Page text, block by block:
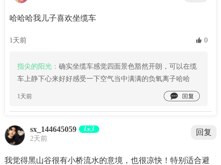
哈哈哈我儿子喜欢坐缆车
1天前  0
指尖的阳光： 确实坐缆车感觉四面景色豁然开朗，可以在缆
车上静下心来好好感受一下空气当中满满的负氧离子哈哈
1天前 
sx_144645059 Lv.3
2天前
回复
我觉得黑山谷很有小桥流水的意境，也很凉快！特别适合避